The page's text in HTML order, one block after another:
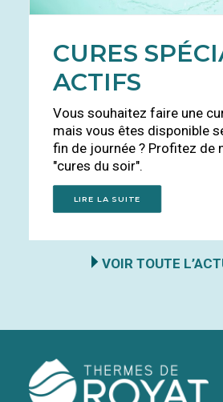
CURES
ACTIFS
Vous souhaitez faire une
mais vous êtes disponible
fin de journée ? Profitez de
"cures du soir".
LIRE LA SUITE
VOIR TOUTE